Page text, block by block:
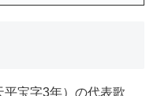
宝字3年）の代表歌